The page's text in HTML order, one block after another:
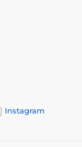
Instagram